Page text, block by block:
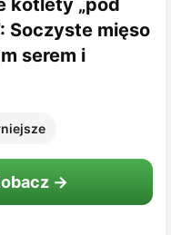
kotlety „pod
Soczyste mięso
serem i
→